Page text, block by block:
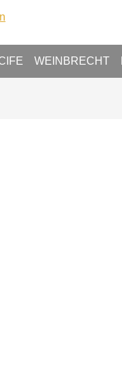
springen
WEINBRECHT